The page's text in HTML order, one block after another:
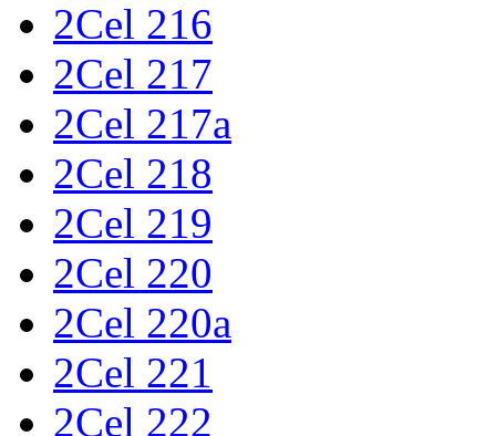
2Cel 216
2Cel 217
2Cel 217a
2Cel 218
2Cel 219
2Cel 220
2Cel 220a
2Cel 221
2Cel 222